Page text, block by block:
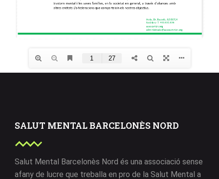
SALUT MENTAL BARCELONÈS NORD
Salut Mental Barcelonès Nord és una associació sense
afany de lucre que treballa en pro de la Salut Mental a